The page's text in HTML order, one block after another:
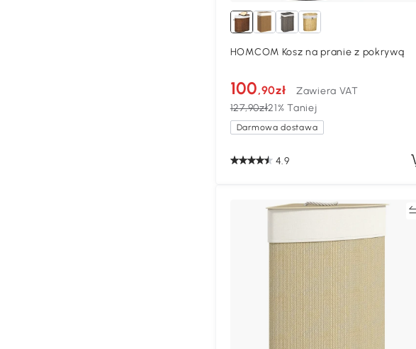
HOMCOM Kosz na pranie z pokrywą
100,90zł
Zawiera VAT
127,90zł21% Taniej
Darmowa dostawa
4.9
Porównywać